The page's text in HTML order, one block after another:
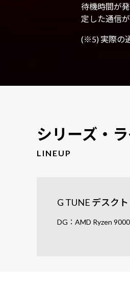
待機時間が
定した通信が
(※5) 実際の
シリーズ・
LINEUP
G TUNE デスク
DG：AMD Ryzen